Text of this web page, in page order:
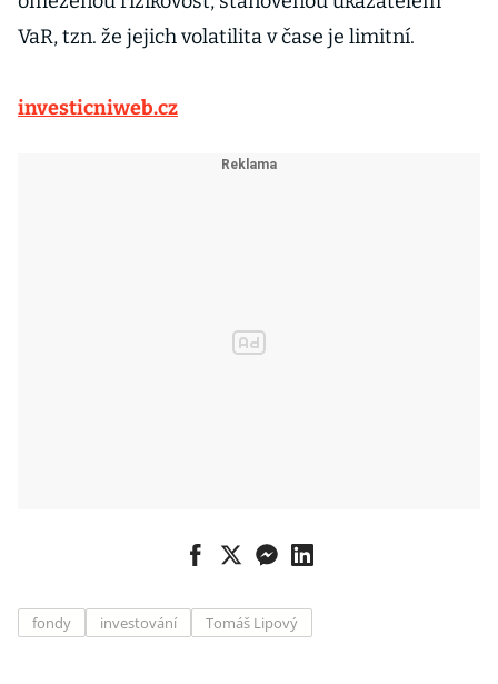
VaR, tzn. že jejich volatilita v čase je limitní.
investicniweb.cz
fondy investování Tomáš Lipový